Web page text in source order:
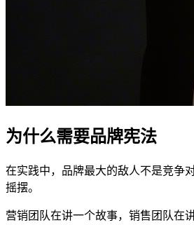
为什么需要品牌宪法
在实践中，品牌最大的敌人不是竞争
摇摆。
营销团队在讲一个故事，销售团队在